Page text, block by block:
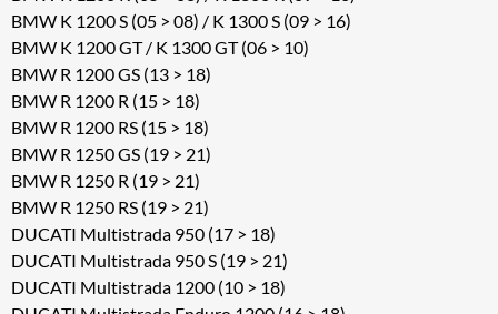
BMW K 1200 S (05 > 08) / K 1300 S (09 > 16)
BMW K 1200 GT / K 1300 GT (06 > 10)
BMW R 1200 GS (13 > 18)
BMW R 1200 R (15 > 18)
BMW R 1200 RS (15 > 18)
BMW R 1250 GS (19 > 21)
BMW R 1250 R (19 > 21)
BMW R 1250 RS (19 > 21)
DUCATI Multistrada 950 (17 > 18)
DUCATI Multistrada 950 S (19 > 21)
DUCATI Multistrada 1200 (10 > 18)